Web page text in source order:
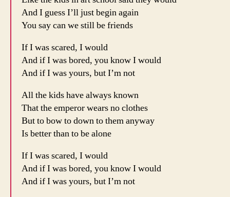
And I guess I’ll just begin again
You say can we still be friends
If I was scared, I would
And if I was bored, you know I would
And if I was yours, but I’m not
All the kids have always known
That the emperor wears no clothes
But to bow to down to them anyway
Is better than to be alone
If I was scared, I would
And if I was bored, you know I would
And if I was yours, but I’m not